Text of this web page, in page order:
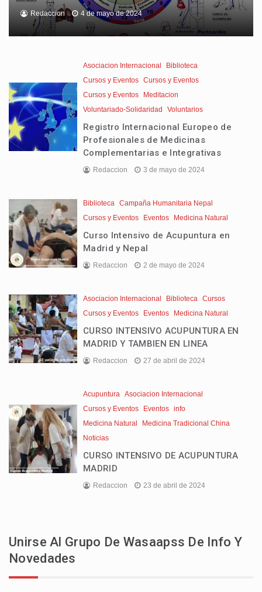
Redaccion 4 de mayo de 2024
Asociacion Internacional
Biblioteca
Cursos y Eventos Cursos y Eventos
Cursos y Eventos
Meditacion
Voluntariado-Solidaridad
Voluntarios
Registro Internacional Europeo de
Profesionales de Medicinas
Complementarias e Integrativas
Redaccion 3 de mayo de 2024
Biblioteca Campaña Humanitaria Nepal
Cursos y Eventos
Eventos Medicina Natural
Curso Intensivo de Acupuntura en
Madrid y Nepal
Redaccion 2 de mayo de 2024
Asociacion Internacional Biblioteca Cursos
Cursos y Eventos
Eventos Medicina Natural
CURSO INTENSIVO ACUPUNTURA EN
MADRID Y TAMBIEN EN LINEA
Redaccion 27 de abril de 2024
Acupuntura Asociacion Internacional
Cursos y Eventos
Eventos info
Medicina Natural
Medicina Tradicional China
Noticias
CURSO INTENSIVO DE ACUPUNTURA
MADRID
Redaccion 23 de abril de 2024
Unirse Al Grupo De Wasaapss De Info Y
Novedades